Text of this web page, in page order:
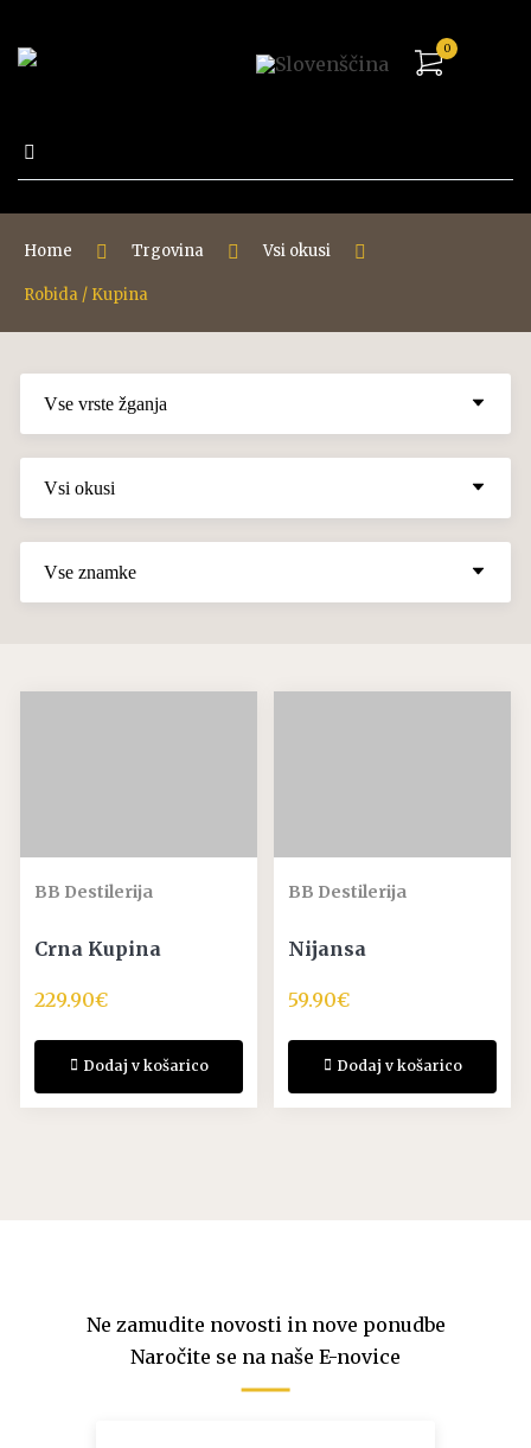
Išči:
0
Home Trgovina Vsi okusi
Robida / Kupina
BB Destilerija
Crna Kupina
229.90€
Dodaj v košarico
BB Destilerija
Nijansa
59.90€
Dodaj v košarico
Ne zamudite novosti in nove ponudbe
Naročite se na naše E-novice